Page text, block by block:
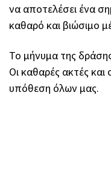
να αποτελέσει ένα
καθαρό και βιώσιμο
Το μήνυμα της
Οι καθαρές ακτές και
υπόθεση όλων μας.